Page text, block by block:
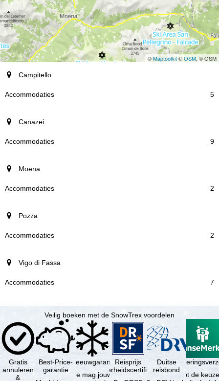
©Maptoolkit©OSM, © OSM
plaats
Accommodaties
Campitello
5
Canazei
9
Moena
2
Pozza
2
Vigo di Fassa
7
Veilig boeken met de SnowTrex voordelen
Gratis
annuleren
&
Best-Price-
garantie
Sneeuwgarantie
Je mag jouw
Reisprijs
zekerheidscertificaat
Duitse
reisbond
Je hebt de